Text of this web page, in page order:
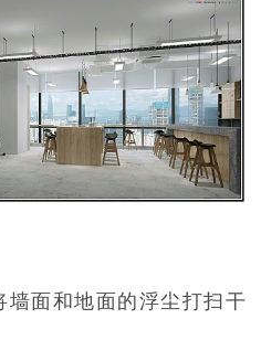
墙面和地面的浮尘打扫干